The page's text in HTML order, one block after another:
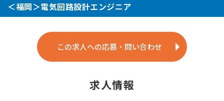
＜福岡＞電気回路設計エンジニア
この求人への応募・問い合わせ
求人情報